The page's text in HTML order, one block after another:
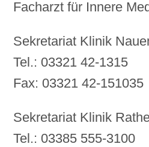
Facharzt für Innere
Sekretariat Klinik
Tel.: 03321 42-1315
Fax: 03321 42-151035
Sekretariat Klinik
Tel.: 03385 555-3100